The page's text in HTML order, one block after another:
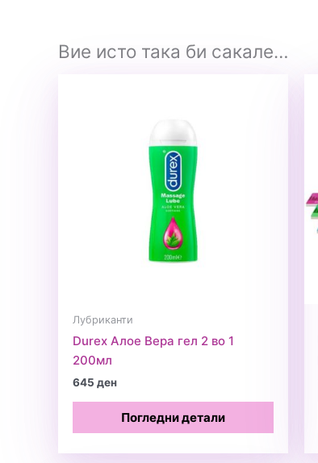
Вие исто така би сакале…
Лубриканти
Durex Алое Вера гел 2 во 1
200мл
645 ден
Погледни детали